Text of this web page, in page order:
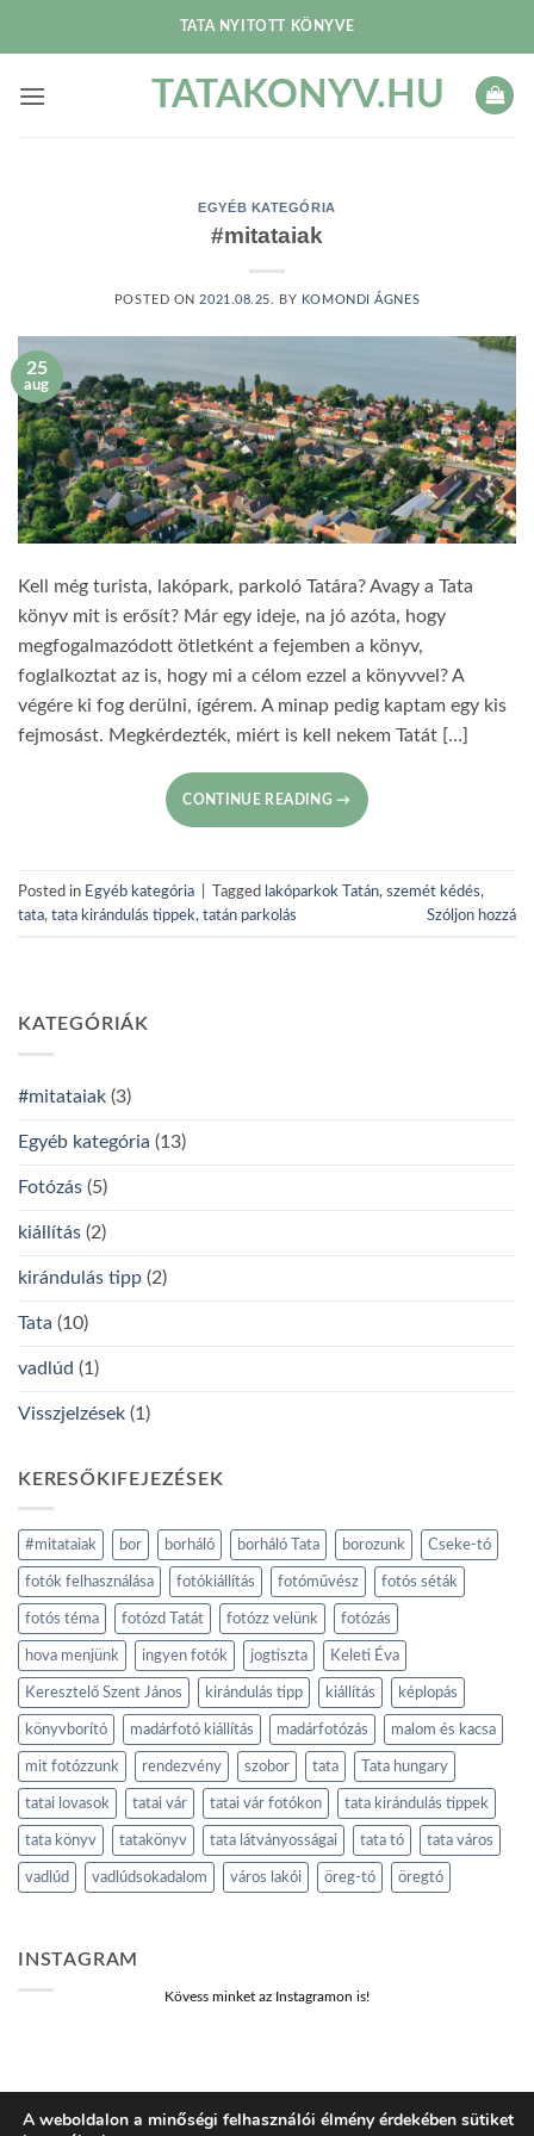
TATA NYITOTT KÖNYVE
TATAKONYV.HU
EGYÉB KATEGÓRIA
#mitataiak
POSTED ON 2021.08.25. BY KOMONDI ÁGNES
25
aug
Kell még turista, lakópark, parkoló Tatára? Avagy a Tata
könyv mit is erősít? Már egy ideje, na jó azóta, hogy
megfogalmazódott ötletként a fejemben a könyv,
foglalkoztat az is, hogy mi a célom ezzel a könyvvel? A
végére ki fog derülni, ígérem. A minap pedig kaptam egy kis
fejmosást. Megkérdezték, miért is kell nekem Tatát […]
CONTINUE READING→
Posted in Egyéb kategória Tagged lakóparkok Tatán, szemét kédés,
tata, tata kirándulás tippek, tatán parkolás Szóljon hozzá
KATEGÓRIÁK
#mitataiak (3)
Egyéb kategória (13)
Fotózás (5)
kiállítás (2)
kirándulás tipp (2)
Tata (10)
vadlúd (1)
Visszjelzések (1)
KERESŐKIFEJEZÉSEK
#mitataiak bor borháló borháló Tata borozunk Cseke-tó
fotók felhasználása fotókiállítás fotóművész fotós séták
fotós téma fotózd Tatát fotózz velünk fotózás
hova menjünk ingyen fotók jogtiszta Keleti Éva
Keresztelő Szent János kirándulás tipp kiállítás képlopás
könyvborító madárfotó kiállítás madárfotózás malom és kacsa
mit fotózzunk rendezvény szobor tata Tata hungary
tatai lovasok tatai vár tatai vár fotókon tata kirándulás tippek
tata könyv tatakönyv tata látványosságai tata tó tata város
vadlúd vadlúdsokadalom város lakói öreg-tó öregtó
INSTAGRAM
Kövess minket az Instagramon is!
A weboldalon a minőségi felhasználói élmény érdekében sütiket